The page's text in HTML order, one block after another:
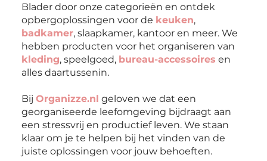
Blader door onze categorieën en ontdek
opbergoplossingen voor de keuken,
badkamer, slaapkamer, kantoor en meer. We
hebben producten voor het organiseren van
kleding, speelgoed, bureau-accessoires en
alles daartussenin.
Bij Organizze.nl geloven we dat een
georganiseerde leefomgeving bijdraagt aan
een stressvrij en productief leven. We staan
klaar om je te helpen bij het vinden van de
juiste oplossingen voor jouw behoeften.